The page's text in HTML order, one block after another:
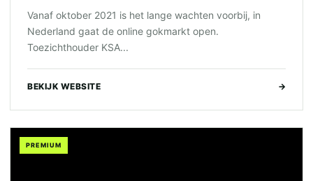
Vanaf oktober 2021 is het lange wachten voorbij, in
Nederland gaat de online gokmarkt open.
Toezichthouder KSA...
BEKIJK WEBSITE →
PREMIUM